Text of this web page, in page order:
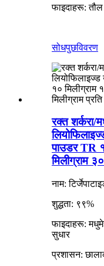
फाइदाहरू:
सोधपुछविवरण
रक्त शर्करा/
पाउडर TR
मिलीग्राम
नाम:
शुद्धता: ९९%
फाइदाहरू:
सुधार
प्रशासन: